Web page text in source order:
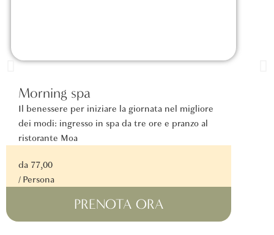
Morning spa
Il benessere per iniziare la giornata nel migliore
dei modi: ingresso in spa da tre ore e pranzo al
ristorante Moa
da 77,00
/ Persona
PRENOTA ORA